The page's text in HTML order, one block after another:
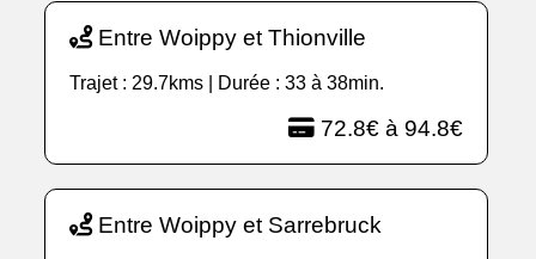
Entre Woippy et Thionville
Trajet : 29.7kms | Durée : 33 à 38min.
72.8€ à 94.8€
Entre Woippy et Sarrebruck